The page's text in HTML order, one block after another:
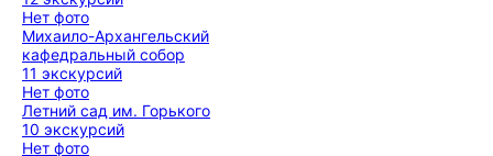
Нет фото
Михаило-Архангельский
кафедральный собор
11 экскурсий
Нет фото
Летний сад им. Горького
10 экскурсий
Нет фото